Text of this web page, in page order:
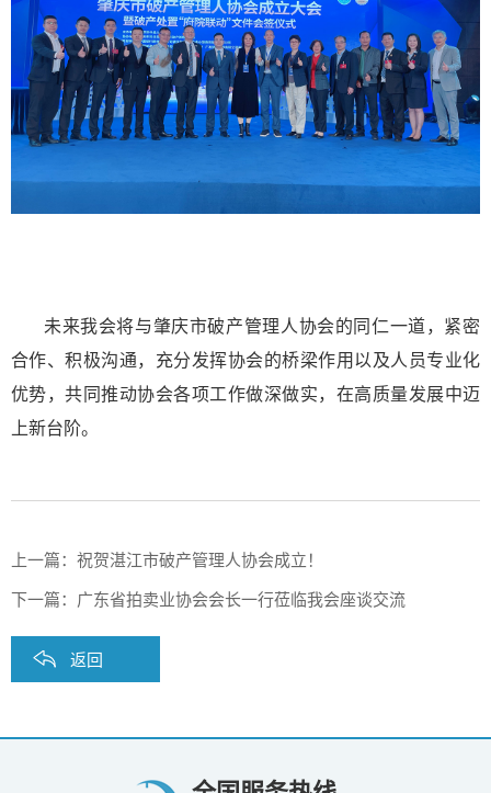
未来我会将与肇庆市破产管理人协会的同仁一道，紧密
合作、积极沟通，充分发挥协会的桥梁作用以及人员专业化
优势，共同推动协会各项工作做深做实，在高质量发展中迈
上新台阶。
上一篇： 祝贺湛江市破产管理人协会成立！
下一篇： 广东省拍卖业协会会长一行莅临我会座谈交流
返回